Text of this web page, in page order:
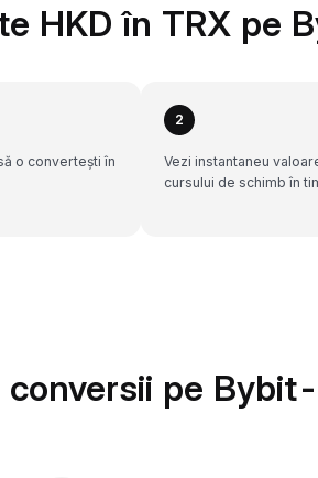
HKD în TRX pe
o convertești în
2
Vezi instantaneu
cursului de schimb în
conversii pe